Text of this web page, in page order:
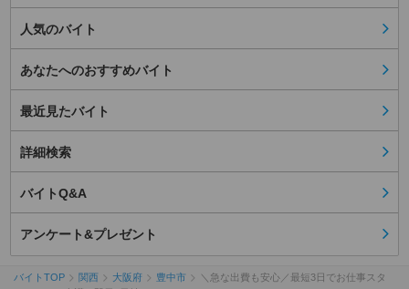
人気のバイト
あなたへのおすすめバイト
最近見たバイト
詳細検索
バイトQ&A
アンケート&プレゼント
バイトTOP 関西 大阪府 豊中市
＼急な出費も安心／最短3日でお仕事スタ